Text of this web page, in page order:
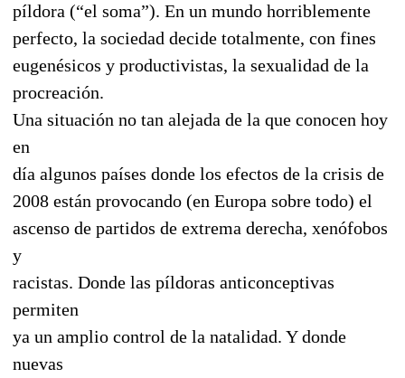
píldora (“el soma”). En un mundo horriblemente
perfecto, la sociedad decide totalmente, con fines
eugenésicos y productivistas, la sexualidad de la
procreación.
Una situación no tan alejada de la que conocen hoy
en
día algunos países donde los efectos de la crisis de
2008 están provocando (en Europa sobre todo) el
ascenso de partidos de extrema derecha, xenófobos
y
racistas. Donde las píldoras anticonceptivas
permiten
ya un amplio control de la natalidad. Y donde
nuevas